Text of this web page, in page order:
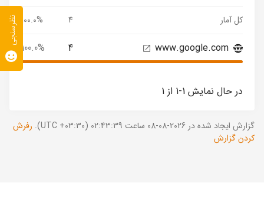
کل آمار 4
100.0%
www.google.com
4
100.0%
در حال نمایش 1-1 از 1
گزارش ایجاد شده در 2026-08-08 ساعت 02:43:39 (UTC +03:30).
رفرش
کردن گزارش
نظرسنجی